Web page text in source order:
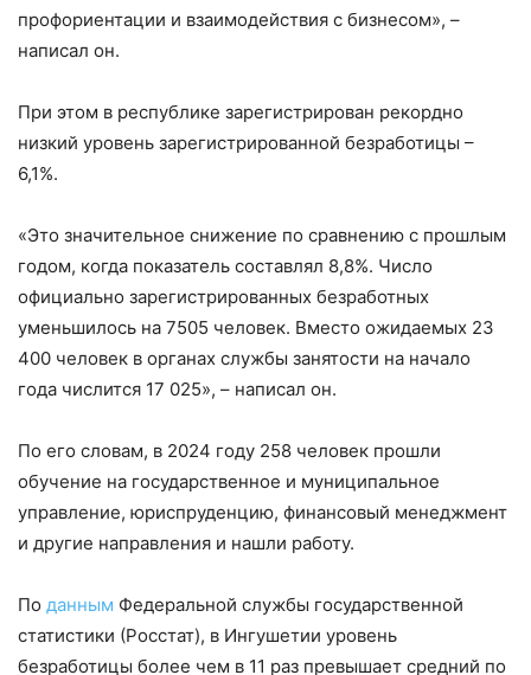
профориентации и взаимодействия с бизнесом», –
написал он.
При этом в республике зарегистрирован рекордно
низкий уровень зарегистрированной безработицы –
6,1%.
«Это значительное снижение по сравнению с прошлым
годом, когда показатель составлял 8,8%. Число
официально зарегистрированных безработных
уменьшилось на 7505 человек. Вместо ожидаемых 23
400 человек в органах службы занятости на начало
года числится 17 025», – написал он.
По его словам, в 2024 году 258 человек прошли
обучение на государственное и муниципальное
управление, юриспруденцию, финансовый менеджмент
и другие направления и нашли работу.
По данным Федеральной службы государственной
статистики (Росстат), в Ингушетии уровень
безработицы более чем в 11 раз превышает средний по